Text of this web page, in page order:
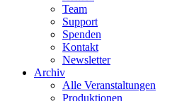
Team
Support
Spenden
Kontakt
Newsletter
Archiv
Alle Veranstaltungen
Produktionen